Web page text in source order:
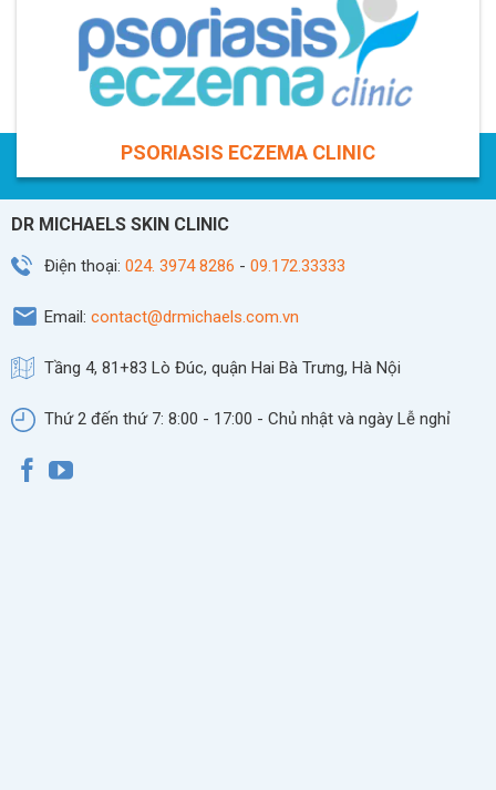
PSORIASIS ECZEMA CLINIC
DR MICHAELS SKIN CLINIC
Điện thoại: 024. 3974 8286 - 09.172.33333
Email: contact@drmichaels.com.vn
Tầng 4, 81+83 Lò Đúc, quận Hai Bà Trưng, Hà Nội
Thứ 2 đến thứ 7: 8:00 - 17:00 - Chủ nhật và ngày Lễ nghỉ